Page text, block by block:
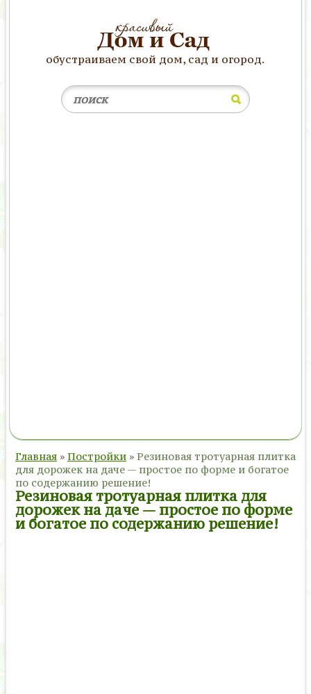
обустраиваем свой дом, сад и огород.
Главная » Постройки » Резиновая тротуарная плитка
для дорожек на даче — простое по форме и богатое
по содержанию решение!
Резиновая тротуарная плитка для
дорожек на даче — простое по форме
и богатое по содержанию решение!